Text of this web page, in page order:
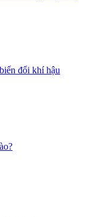
đổi khí hậu